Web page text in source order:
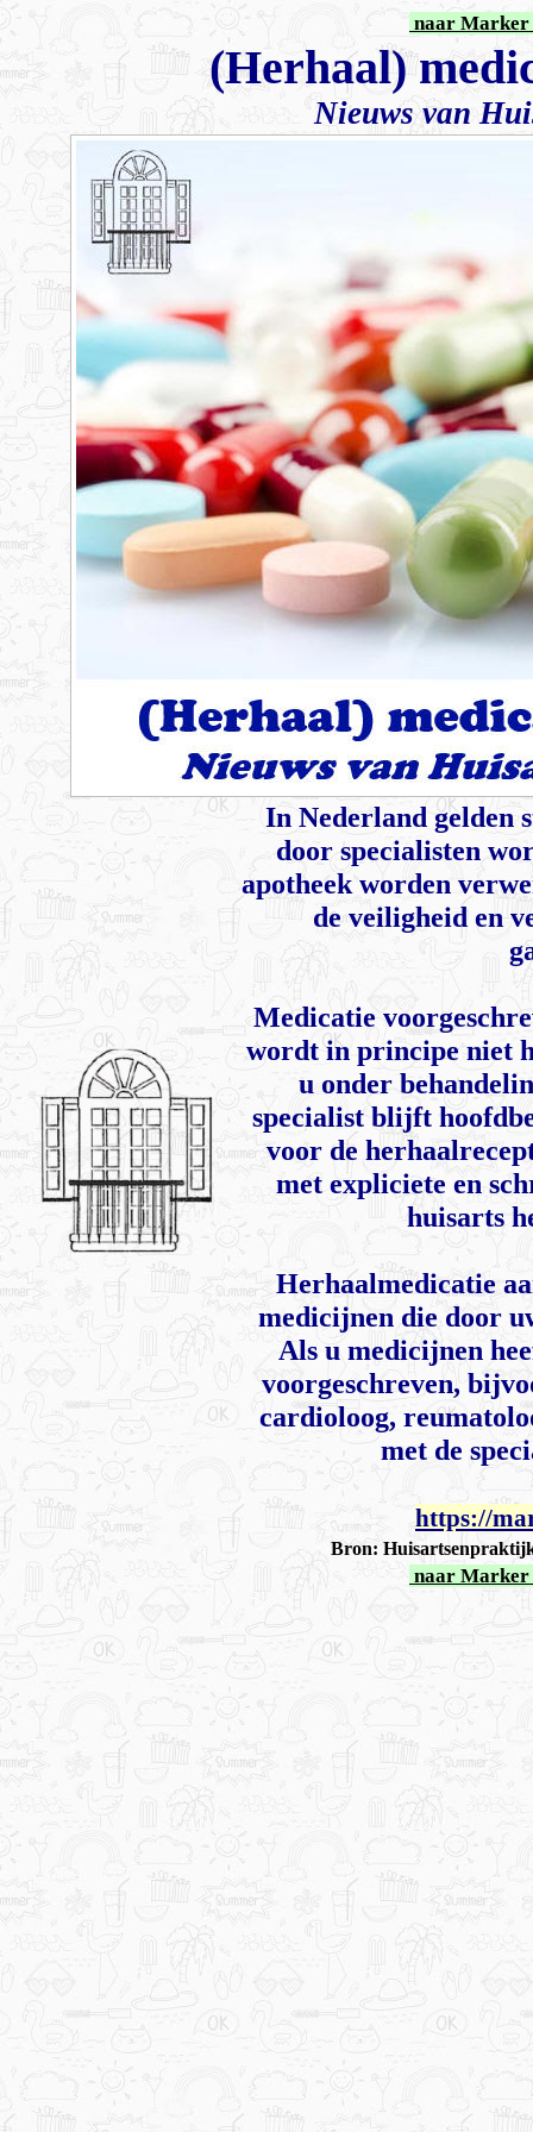
naar Marker
(Herhaal)
Nieuws van
In Nederland gelden
door specialisten
apotheek worden
de veiligheid en
Medicatie
wordt in principe niet
u onder
specialist blijft
voor de
met expliciete en
huisarts
Herhaalmedicatie
medicijnen die door
Als u medicijnen
voorgeschreven,
cardioloog,
met de
https://
Bron:
naar Marker